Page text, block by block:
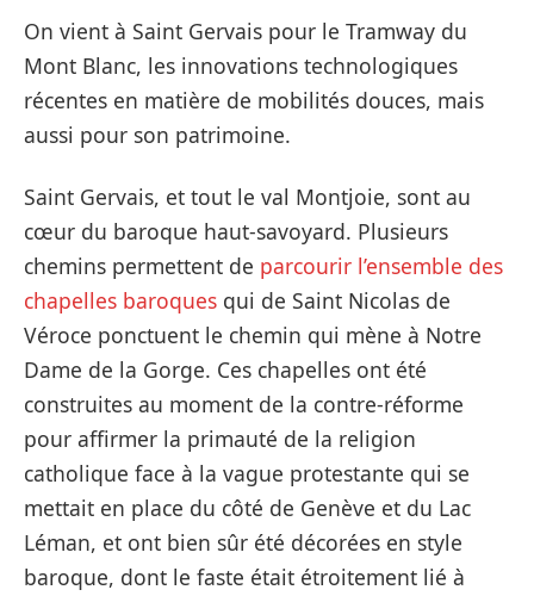
On vient à Saint Gervais pour le Tramway du
Mont Blanc, les innovations technologiques
récentes en matière de mobilités douces, mais
aussi pour son patrimoine.
Saint Gervais, et tout le val Montjoie, sont au
cœur du baroque haut-savoyard. Plusieurs
chemins permettent de parcourir l’ensemble des
chapelles baroques qui de Saint Nicolas de
Véroce ponctuent le chemin qui mène à Notre
Dame de la Gorge. Ces chapelles ont été
construites au moment de la contre-réforme
pour affirmer la primauté de la religion
catholique face à la vague protestante qui se
mettait en place du côté de Genève et du Lac
Léman, et ont bien sûr été décorées en style
baroque, dont le faste était étroitement lié à